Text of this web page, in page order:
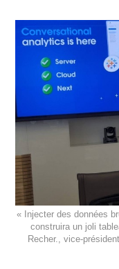
« Injecter des données
construira un joli
Recher., vice-